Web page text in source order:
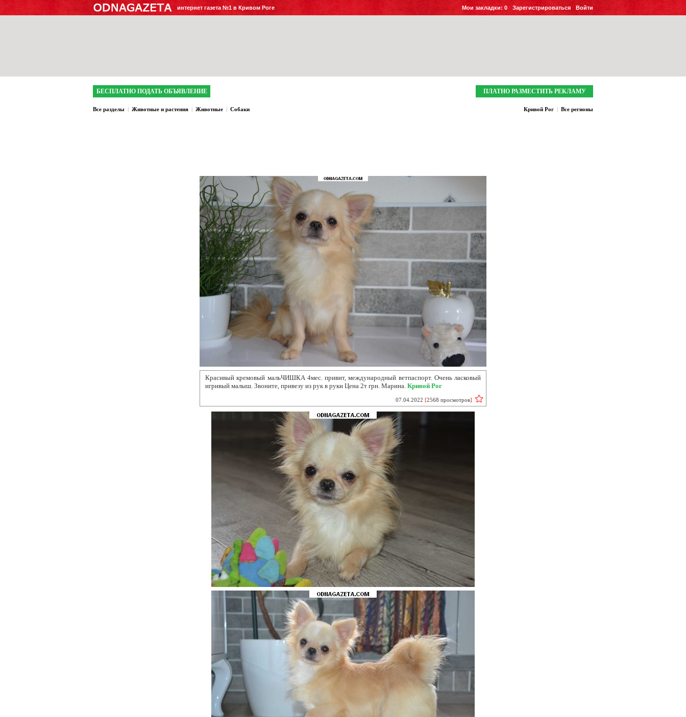
интернет газета №1 в Кривом Роге Войти
Зарегистрироваться
Мои закладки: 0
БЕСПЛАТНО ПОДАТЬ ОБЪЯВЛЕНИЕ ПЛАТНО РАЗМЕСТИТЬ РЕКЛАМУ
Все разделы | Животные и растения | Животные | Собаки Кривой Рог | Все регионы
Красивый кремовый мальЧИШКА 4мес. привит, международный ветпаспорт. Очень ласковый
игривый малыш. Звоните, привезу из рук в руки Цена 2т грн. Марина. Кривой Рог
07.04.2022 [2568 просмотров]